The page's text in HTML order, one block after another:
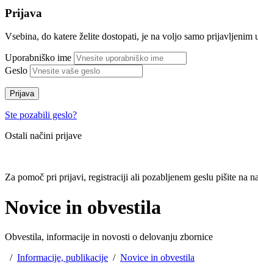
Prijava
Vsebina, do katere želite dostopati, je na voljo samo
Uporabniško ime
Geslo
Prijava
Ste pozabili geslo?
Ostali načini prijave
Za pomoč pri prijavi, registraciji ali pozabljenem geslu pišite na
Novice in obvestila
Obvestila, informacije in novosti o delovanju zbornice
/ Informacije, publikacije / Novice in obvestila